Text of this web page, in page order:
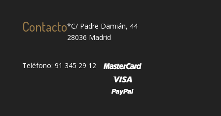
Contacto*C/ Padre Damián, 44
28036 Madrid
Teléfono: 91 345 29 12